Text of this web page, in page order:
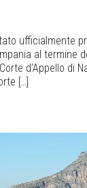
ufficialmente
al termine
d’Appello di
[…]